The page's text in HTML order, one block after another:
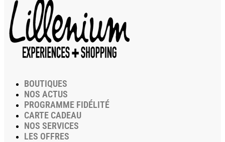
BOUTIQUES
NOS ACTUS
PROGRAMME FIDÉLITÉ
CARTE CADEAU
NOS SERVICES
LES OFFRES